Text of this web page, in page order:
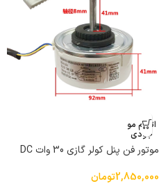
اتمام مو
جودی
موتور فن پنل کولر گازی 30 وات DC
اسپلیت
2,850,000تومان